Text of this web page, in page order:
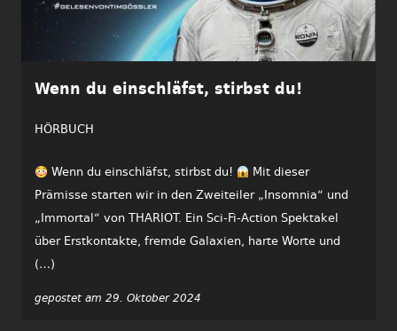
Wenn du einschläfst, stirbst du!
HÖRBUCH
Wenn du einschläfst, stirbst du!
Mit dieser
Prämisse starten wir in den Zweiteiler „Insomnia“ und
„Immortal“ von THARIOT. Ein Sci-Fi-Action Spektakel
über Erstkontakte, fremde Galaxien, harte Worte und
(…)
gepostet am 29. Oktober 2024